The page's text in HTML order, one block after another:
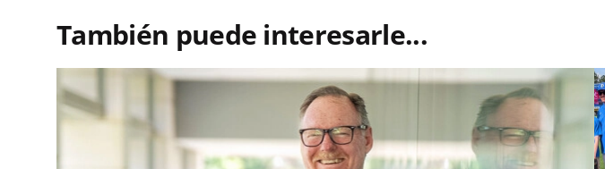
También puede interesarle...